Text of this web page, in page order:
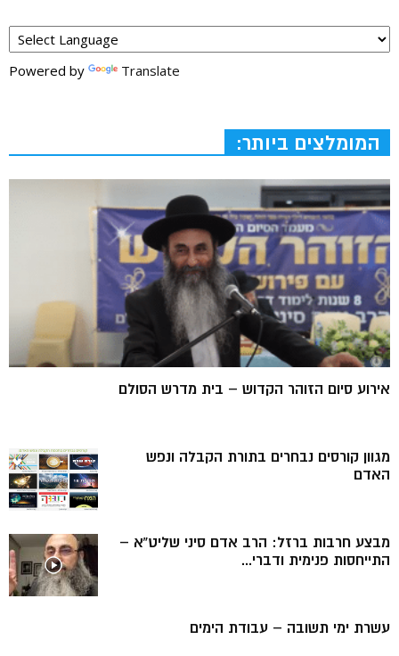
Powered by Translate
המומלצים ביותר:
אירוע סיום הזוהר הקדוש – בית מדרש הסולם
מגוון קורסים נבחרים בתורת הקבלה ונפש
האדם
מבצע חרבות ברזל: הרב אדם סיני שליט”א –
התייחסות פנימית ודברי...
עשרת ימי תשובה – עבודת הימים